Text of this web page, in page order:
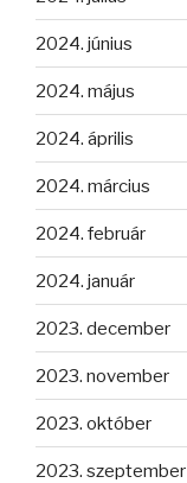
2024. június
2024. május
2024. április
2024. március
2024. február
2024. január
2023. december
2023. november
2023. október
2023. szeptember